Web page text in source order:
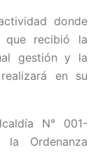
donde
que recibió la
gestión y la
en su
N° 001-
la Ordenanza